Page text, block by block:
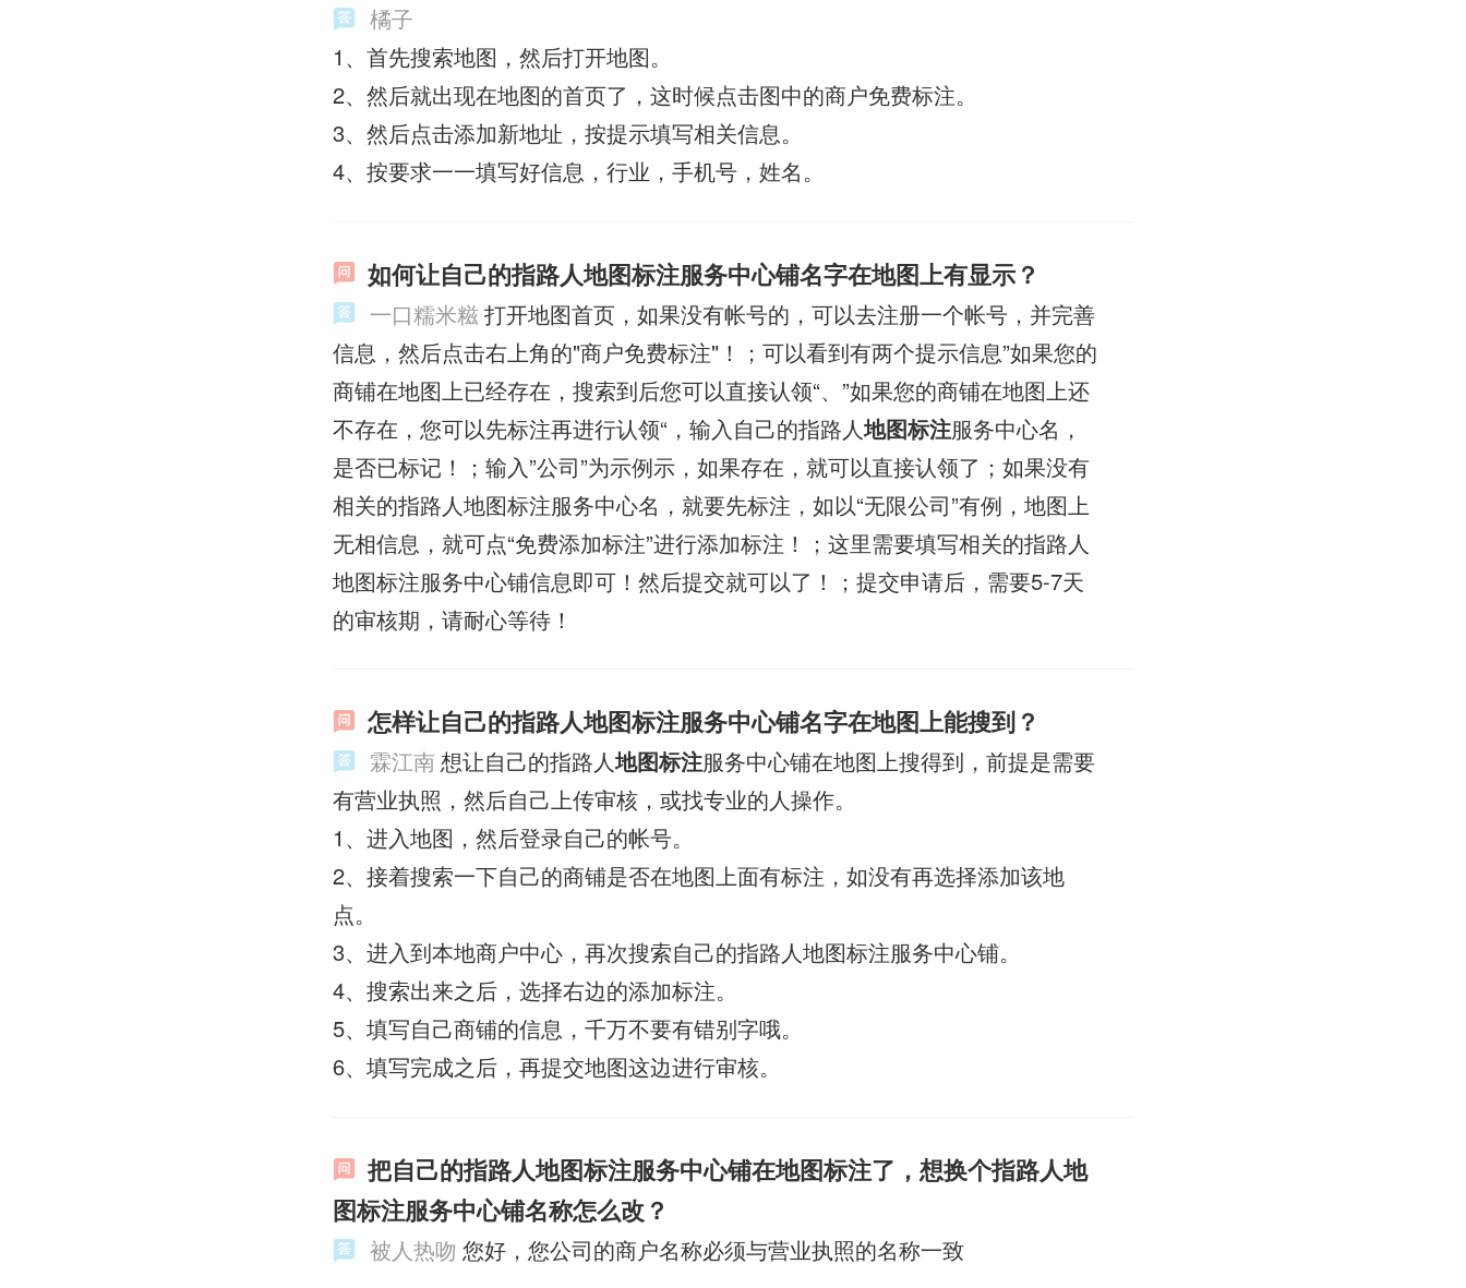
橘子
1、首先搜索地图，然后打开地图。
2、然后就出现在地图的首页了，这时候点击图中的商户免费标注。
3、然后点击添加新地址，按提示填写相关信息。
4、按要求一一填写好信息，行业，手机号，姓名。
如何让自己的指路人地图标注服务中心铺名字在地图上有显示？
一口糯米糍打开地图首页，如果没有帐号的，可以去注册一个帐号，并完善
信息，然后点击右上角的"商户免费标注"！；可以看到有两个提示信息”如果您的
商铺在地图上已经存在，搜索到后您可以直接认领“、”如果您的商铺在地图上还
不存在，您可以先标注再进行认领“，输入自己的指路人地图标注服务中心名，
是否已标记！；输入”公司”为示例示，如果存在，就可以直接认领了；如果没有
相关的指路人地图标注服务中心名，就要先标注，如以“无限公司”有例，地图上
无相信息，就可点“免费添加标注”进行添加标注！；这里需要填写相关的指路人
地图标注服务中心铺信息即可！然后提交就可以了！；提交申请后，需要5-7天
的审核期，请耐心等待！
怎样让自己的指路人地图标注服务中心铺名字在地图上能搜到？
霖江南 想让自己的指路人地图标注服务中心铺在地图上搜得到，前提是需要
有营业执照，然后自己上传审核，或找专业的人操作。
1、进入地图，然后登录自己的帐号。
2、接着搜索一下自己的商铺是否在地图上面有标注，如没有再选择添加该地
点。
3、进入到本地商户中心，再次搜索自己的指路人地图标注服务中心铺。
4、搜索出来之后，选择右边的添加标注。
5、填写自己商铺的信息，千万不要有错别字哦。
6、填写完成之后，再提交地图这边进行审核。
把自己的指路人地图标注服务中心铺在地图标注了，想换个指路人地
图标注服务中心铺名称怎么改？
被人热吻 您好，您公司的商户名称必须与营业执照的名称一致